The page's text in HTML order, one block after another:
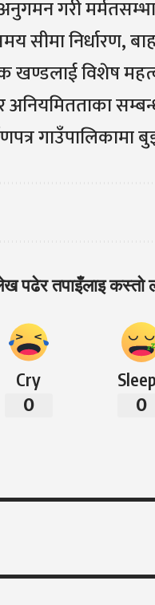
गरी
सीमा
विशेष
अनियमितताका
गाउँपालिकामा
पढेर तपाइँलाइ कस्तो
Cry
0 0